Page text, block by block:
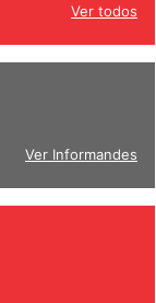
Ver todos
Ver Informandes